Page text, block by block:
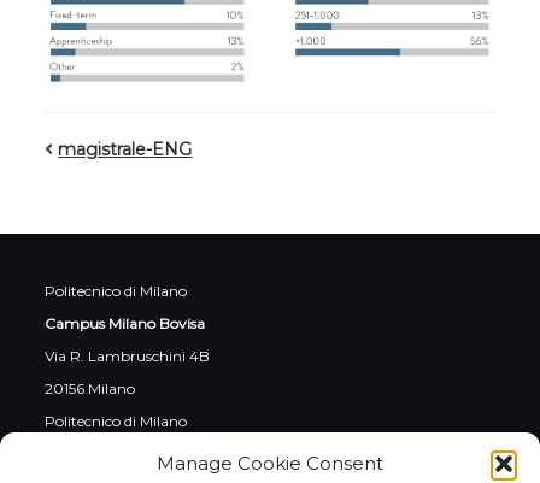
Manage Cookie Consent
magistrale-ENG
Politecnico di Milano
Campus Milano Bovisa
Via R. Lambruschini 4B
20156 Milano
Politecnico di Milano
Campus Cremona